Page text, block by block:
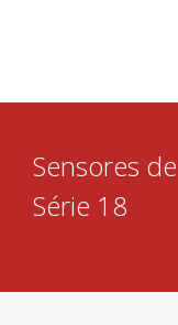
Sensores
Série 18